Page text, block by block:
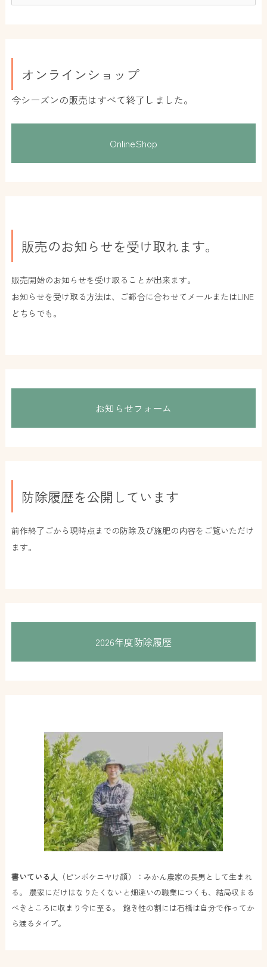
オンラインショップ
今シーズンの販売はすべて終了しました。
OnlineShop
販売のお知らせを受け取れます。
販売開始のお知らせを受け取ることが出来ます。
お知らせを受け取る方法は、ご都合に合わせてメールまたはLINE
どちらでも。
お知らせフォーム
防除履歴を公開しています
前作終了ごから現時点までの防除及び施肥の内容をご覧いただけ
ます。
2026年度防除履歴
書いている人 （ピンボケニヤけ顔）：みかん農家の長男として生まれ
る。 農家にだけはなりたくないと畑違いの職業につくも、結局収まる
べきところに収まり今に至る。 飽き性の割には石橋は自分で作ってか
ら渡るタイプ。